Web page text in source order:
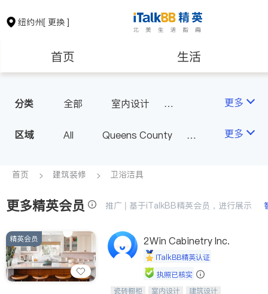
纽约州[ 更换 ]
首页 生活
保险理财 房地产租售
银行贷款
建筑装修 教育
养老 非盈利组织
分类 全部
室内设计
卫浴洁具
地板建材
更多
区域 All
Queens County
Long Island
Bronx County
Buffalo & Syracuse
Westchester County & Orange
County
Albany
更多
首页 建筑装修 卫浴洁具
更多精英会员 推广 | 基于iTalkBB精英会员，进行展示
精英会员 2Win Cabinetry Inc.
iTalkBB精英认证
执照已核实
瓷砖橱柜 室内设计
建筑设计